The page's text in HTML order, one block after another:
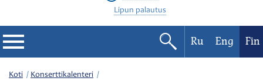
Lipun palautus
Filharmonia
Ru Eng Fin
Koti Konserttikalenteri